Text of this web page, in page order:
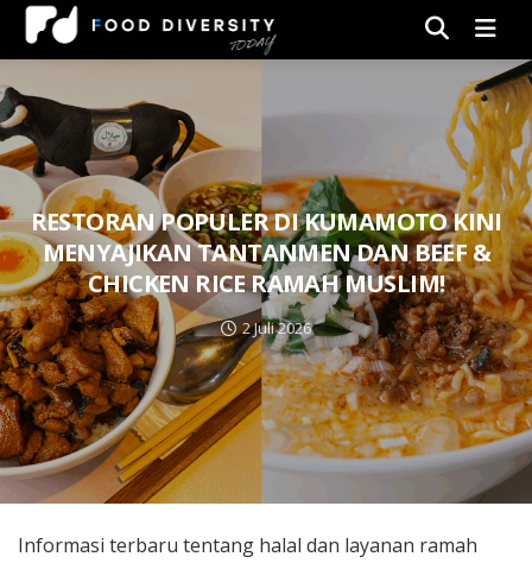
RESTORAN POPULER DI KUMAMOTO KINI
MENYAJIKAN TANTANMEN DAN BEEF &
CHICKEN RICE RAMAH MUSLIM!
2 Juli 2026
Informasi terbaru tentang halal dan layanan ramah